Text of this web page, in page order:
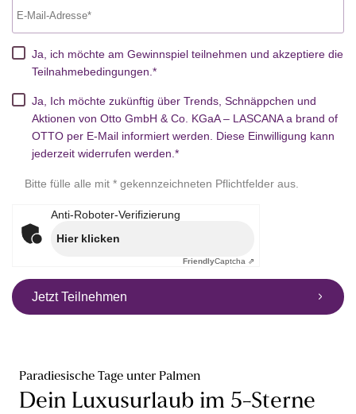
Ja, ich möchte am Gewinnspiel teilnehmen und akzeptiere die
Teilnahmebedingungen.*
Ja, Ich möchte zukünftig über Trends, Schnäppchen und
Aktionen von Otto GmbH & Co. KGaA – LASCANA a brand of
OTTO per E-Mail informiert werden. Diese Einwilligung kann
jederzeit widerrufen werden.*
Bitte fülle alle mit * gekennzeichneten Pflichtfelder aus.
Anti-Roboter-Verifizierung
Hier klicken
FriendlyCaptcha ⇗
Jetzt Teilnehmen
Paradiesische Tage unter Palmen
Dein Luxusurlaub im 5-Sterne